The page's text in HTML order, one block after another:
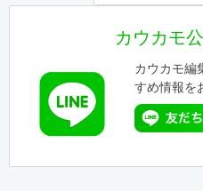
カウカモ
カウカモ編
すめ情報を